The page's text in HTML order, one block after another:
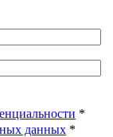
*
данных *